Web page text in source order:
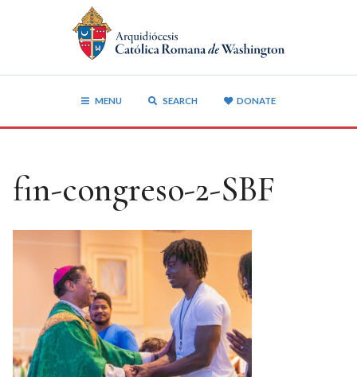
MENU SEARCH DONATE
fin-congreso-2-SBF